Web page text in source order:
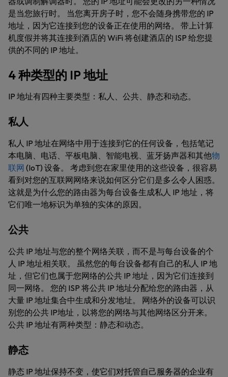
是当您旅行时。 当您离开房子时，您不会随身携带您的 IP
地址，因为它连接到您的设备正在使用的网络。 带上计算
机度假并将其连接到酒店的 WiFi 将创建酒店的 ISP 给您提
供的不同的 IP 地址。
4 种类型的 IP 地址
IP 地址有四种主要类型：私人、公共、静态和动态。
私人
私人 IP 地址在网络中用于连接到它的任何设备，包括笔记
本电脑、电话、平板电脑、智能电视、蓝牙扬声器和其他物
联网 (IoT) 设备。 考虑到您在家里使用的这些设备，很容易
看到对您的互联网网络来说如何区分它们是多么令人困惑。
这就是为什么您的路由器为每台设备生成私人 IP 地址，将
它们唯一地标识为单独的实体的原因。
公共
公共 IP 地址与您的整个网络关联，而不是与每台设备的个
人 IP 地址相关联。 虽然您的每台设备都有自己的私人 IP 地
址，但它们也属于您网络的公共 IP 地址，因为它们连接到
同一网络。 您的 ISP 将公共 IP 地址分配给您的路由器，从
大量 IP 地址集合中生成和分发地址。 网络外的设备可以识
别您的公共 IP地址，以将您的网络与其他网络区分开来。
公共 IP 地址有两种类型：静态和动态。
静态
静态 IP 地址保持不变，使它们对托管自己服务器的企业有